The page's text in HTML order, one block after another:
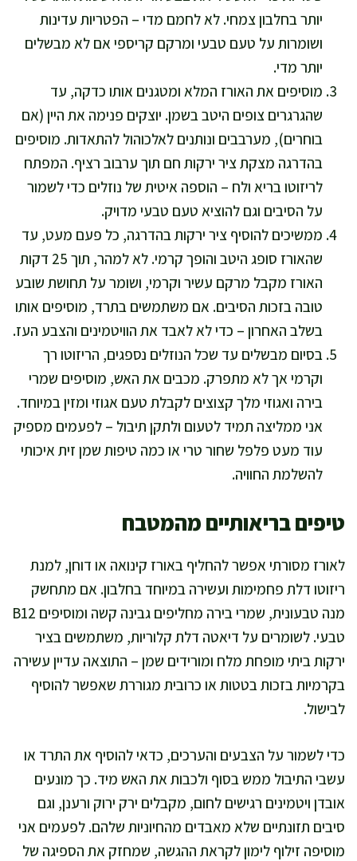
יותר בחלבון צמחי. לא לחמם מדי – הפטריות עדינות
ושומרות על טעם טבעי ומרקם קריספי אם לא מבשלים
יותר מדי.
מוסיפים את האורז המלא ומטגנים אותו כדקה, עד
שהגרגרים צופים היטב בשמן. יוצקים פנימה את היין (אם
בוחרים), מערבבים ונותנים לאלכוהול להתאדות. מוסיפים
בהדרגה מצקת ציר ירקות חם תוך ערבוב רציף. המפתח
לריזוטו בריא ולח – הוספה איטית של נוזלים כדי לשמור
על הסיבים וגם להוציא טעם טבעי מדויק.
ממשיכים להוסיף ציר ירקות בהדרגה, כל פעם מעט, עד
שהאורז סופג היטב והופך קרמי. לא למהר, תוך 25 דקות
האורז מקבל מרקם עשיר וקרמי, ושומר על תחושת שובע
טובה בזכות הסיבים. אם משתמשים בתרד, מוסיפים אותו
בשלב האחרון – כדי לא לאבד את הוויטמינים והצבע העז.
בסיום מבשלים עד שכל הנוזלים נספגים, הריזוטו רך
וקרמי אך לא מתפרק. מכבים את האש, מוסיפים שמרי
בירה ואגוזי מלך קצוצים לקבלת טעם אגוזי ומזין במיוחד.
אני ממליצה תמיד לטעום ולתקן תיבול – לפעמים מספיק
עוד מעט פלפל שחור טרי או כמה טיפות שמן זית איכותי
להשלמת החוויה.
טיפים בריאותיים מהמטבח
לאורז מסורתי אפשר להחליף באורז קינואה או דוחן, למנת
ריזוטו דלת פחמימות ועשירה במיוחד בחלבון. אם מתחשק
מנה טבעונית, שמרי בירה מחליפים גבינה קשה ומוסיפים B12
טבעי. לשומרים על דיאטה דלת קלוריות, משתמשים בציר
ירקות ביתי מופחת מלח ומורידים שמן – התוצאה עדיין עשירה
בקרמיות בזכות בטטות או כרובית מגוררת שאפשר להוסיף
לבישול.
כדי לשמור על הצבעים והערכים, כדאי להוסיף את התרד או
עשבי התיבול ממש בסוף ולכבות את האש מיד. כך מונעים
אובדן ויטמינים רגישים לחום, מקבלים ירק ירוק ורענן, וגם
סיבים תזונתיים שלא מאבדים מהחיוניות שלהם. לפעמים אני
מוסיפה זילוף לימון לקראת ההגשה, שמחזק את הספיגה של